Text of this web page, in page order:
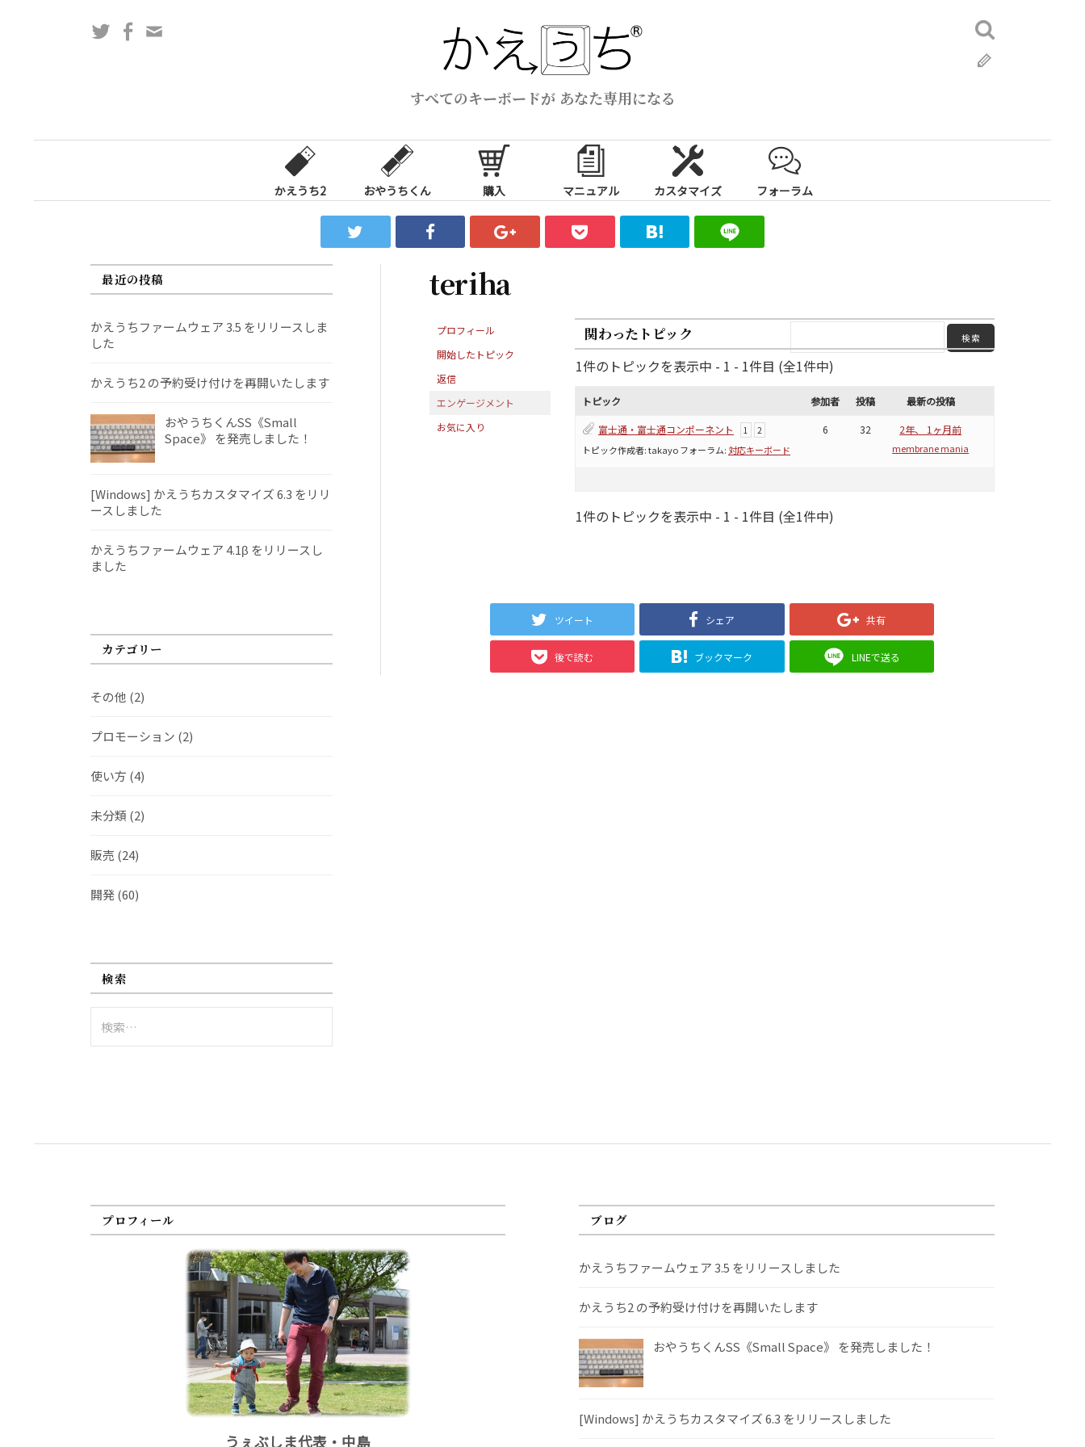
ス
すべてのキーボードが あなた専用になる
TwitterFacebook
検
索:
かえうち2 おやうちくん 購入 マニュアル カスタマイズ フォーラム
teriha
プロフィール
開始したトピック
返信
エンゲージメント
お気に入り
関わったトピック
1件のトピックを表示中 - 1 - 1件目 (全1件中)
トピック 参加者 投稿 最新の投稿
富士通・富士通コンポーネント 1 2
トピック作成者:takayoフォーラム: 対応キーボード
6 32 2年、 1ヶ月前
membrane mania
1件のトピックを表示中 - 1 - 1件目 (全1件中)
ツイート シェア 共有
後で読む ブックマーク LINEで送る
最近の投稿
かえうちファームウェア 3.5 をリリースしま
した
かえうち2 の予約受け付けを再開いたします
おやうちくんSS《Small
Space》 を発売しました！
[Windows] かえうちカスタマイズ 6.3 をリリ
ースしました
かえうちファームウェア 4.1β をリリースし
ました
カテゴリー
その他 (2)
プロモーション (2)
使い方 (4)
未分類 (2)
販売 (24)
開発(60)
検索
索:
プロフィール
うぇぶしま代表・中島
ブログ
かえうちファームウェア 3.5 をリリースしました
かえうち2 の予約受け付けを再開いたします
おやうちくんSS《Small Space》 を発売しました！
[Windows] かえうちカスタマイズ 6.3 をリリースしました